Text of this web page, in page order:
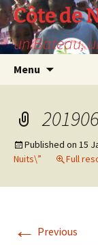
Skip
to
content
Côte de
un Bateau,
Menu
Published on 15
Nuits\”
Full
← Previous